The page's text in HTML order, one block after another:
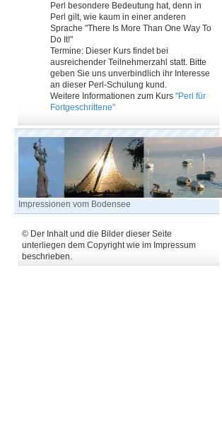
Perl besondere Bedeutung hat, denn in
Perl gilt, wie kaum in einer anderen
Sprache "There Is More Than One Way To
Do It!"
Termine: Dieser Kurs findet bei
ausreichender Teilnehmerzahl statt. Bitte
geben Sie uns unverbindlich ihr Interesse
an dieser Perl-Schulung kund.
Weitere Informationen zum Kurs "Perl für
Fortgeschrittene"
Impressionen vom Bodensee
© Der Inhalt und die Bilder dieser Seite
unterliegen dem Copyright wie im Impressum
beschrieben.